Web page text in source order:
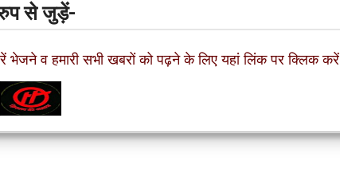
से जुड़ें-
भेजने व हमारी सभी खबरों को पढ़ने के लिए यहां लिंक पर क्लिक करें